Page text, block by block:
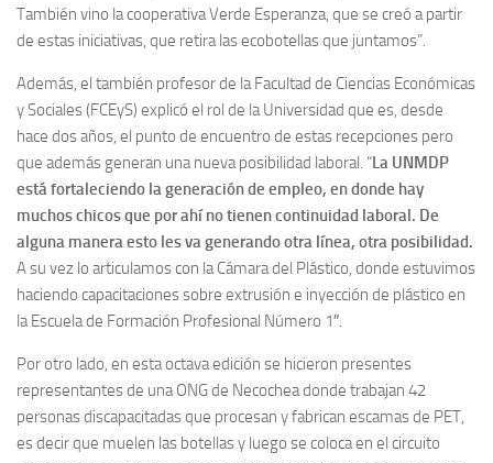
También vino la cooperativa Verde Esperanza, que se creó a partir
de estas iniciativas, que retira las ecobotellas que juntamos”.
Además, el también profesor de la Facultad de Ciencias Económicas
y Sociales (FCEyS) explicó el rol de la Universidad que es, desde
hace dos años, el punto de encuentro de estas recepciones pero
que además generan una nueva posibilidad laboral. “La UNMDP
está fortaleciendo la generación de empleo, en donde hay
muchos chicos que por ahí no tienen continuidad laboral. De
alguna manera esto les va generando otra línea, otra posibilidad.
A su vez lo articulamos con la Cámara del Plástico, donde estuvimos
haciendo capacitaciones sobre extrusión e inyección de plástico en
la Escuela de Formación Profesional Número 1″.
Por otro lado, en esta octava edición se hicieron presentes
representantes de una ONG de Necochea donde trabajan 42
personas discapacitadas que procesan y fabrican escamas de PET,
es decir que muelen las botellas y luego se coloca en el circuito